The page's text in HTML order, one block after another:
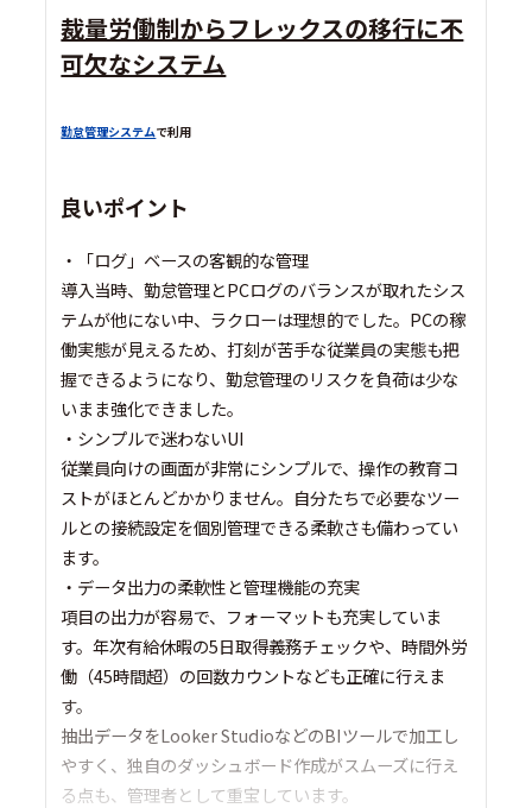
裁量労働制からフレックスの移行に不
可欠なシステム
勤怠管理システムで利用
良いポイント
・「ログ」ベースの客観的な管理
導入当時、勤怠管理とPCログのバランスが取れたシス
テムが他にない中、ラクローは理想的でした。PCの稼
働実態が見えるため、打刻が苦手な従業員の実態も把
握できるようになり、勤怠管理のリスクを負荷は少な
いまま強化できました。
・シンプルで迷わないUI
従業員向けの画面が非常にシンプルで、操作の教育コ
ストがほとんどかかりません。自分たちで必要なツー
ルとの接続設定を個別管理できる柔軟さも備わってい
ます。
・データ出力の柔軟性と管理機能の充実
項目の出力が容易で、フォーマットも充実していま
す。年次有給休暇の5日取得義務チェックや、時間外労
働（45時間超）の回数カウントなども正確に行えま
す。
抽出データをLooker StudioなどのBIツールで加工し
やすく、独自のダッシュボード作成がスムーズに行え
る点も、管理者として重宝しています。